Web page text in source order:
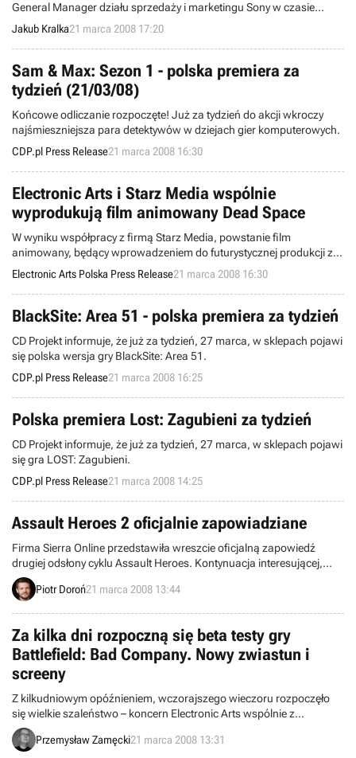
General Manager działu sprzedaży i marketingu Sony w czasie
nagrywania audycji The Game3 Panel wypowiedział się na temat
kilku gier z katalogu swojego pracodawcy. Wśród nich znalazły się
informacje na temat gry MotorStorm 2.
Jakub Kralka21 marca 2008 17:20
Sam & Max: Sezon 1 - polska premiera za
tydzień (21/03/08)
Końcowe odliczanie rozpoczęte! Już za tydzień do akcji wkroczy
najśmieszniejsza para detektywów w dziejach gier komputerowych.
CDP.pl Press Release21 marca 2008 16:30
Electronic Arts i Starz Media wspólnie
wyprodukują film animowany Dead Space
W wyniku współpracy z firmą Starz Media, powstanie film
animowany, będący wprowadzeniem do futurystycznej produkcji z
gatunku survival horror pt. Dead Space™. Fabuła filmu ma
przedstawiać to, co stało się przed wydarzeniami z gry. Starz Media
uczestniczy również w pracach nad produkcjami animowanymi,
bazującymi na dwóch innych markach z katalogu Electronic Arts.
Animowany prequel gry Dead Space zo
Electronic Arts Polska Press Release21 marca 2008 16:30
BlackSite: Area 51 - polska premiera za tydzień
CD Projekt informuje, że już za tydzień, 27 marca, w sklepach pojawi
się polska wersja gry BlackSite: Area 51.
CDP.pl Press Release21 marca 2008 16:25
Polska premiera Lost: Zagubieni za tydzień
CD Projekt informuje, że już za tydzień, 27 marca, w sklepach pojawi
się gra LOST: Zagubieni.
CDP.pl Press Release21 marca 2008 14:25
Assault Heroes 2 oficjalnie zapowiadziane
Firma Sierra Online przedstawiła wreszcie oficjalną zapowiedź
drugiej odsłony cyklu Assault Heroes. Kontynuacja interesującej,
staroszkolnej strzelaniny wydanej w ramach serwisu Xbox Live
Arcade w 2006 roku przypadnie do gustu wszystkim miłośnikom
Piotr Doroń21 marca 2008 13:44
Za kilka dni rozpoczną się beta testy gry
Battlefield: Bad Company. Nowy zwiastun i
screeny
Z kilkudniowym opóźnieniem, wczorajszego wieczoru rozpoczęło
się wielkie szaleństwo – koncern Electronic Arts wspólnie z
producentem gry Battlefield: Bad Company, szwedzką firmą DICE -
rozpoczął rozdawanie specjalnych kluczy, umożliwiających
Przemysław Zamęcki21 marca 2008 13:31